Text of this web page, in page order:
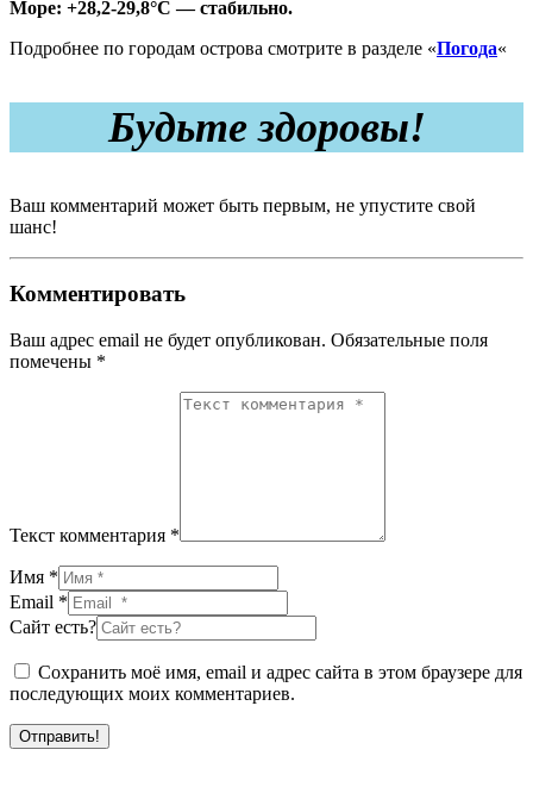
Море: +28,2-29,8°C — стабильно.
Подробнее по городам острова смотрите в разделе «Погода«
Будьте здоровы!
Ваш комментарий может быть первым, не упустите свой
шанс!
Комментировать
Ваш адрес email не будет опубликован. Обязательные поля
помечены *
Текст комментария *
Имя *
Email *
Сайт есть?
Сохранить моё имя, email и адрес сайта в этом браузере для
последующих моих комментариев.
Отправить!